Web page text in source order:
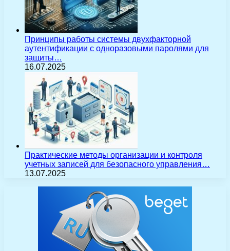
Принципы работы системы двухфакторной
аутентификации с одноразовыми паролями для
защиты…
16.07.2025
Практические методы организации и контроля
учетных записей для безопасного управления…
13.07.2025